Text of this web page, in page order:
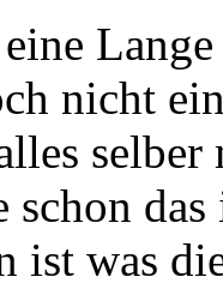
nicht
selber
schon
ist was